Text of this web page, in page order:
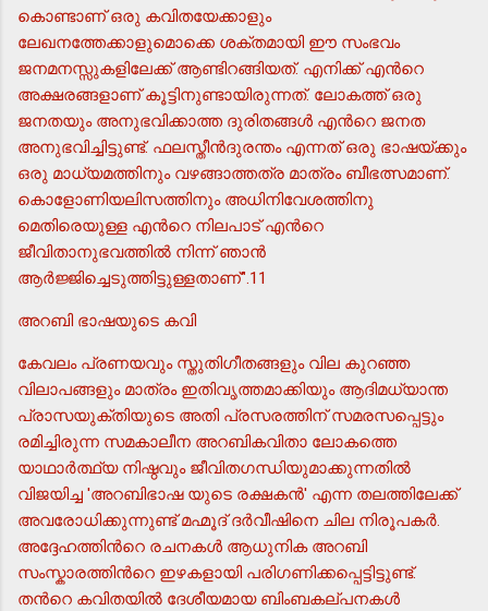
കൊണ്ടാണ് ഒരു കവിതയേക്കാളും
ലേഖനത്തേക്കാളുമൊക്കെ ശക്തമായി ഈ സംഭവം
ജനമനസ്സുകളിലേക്ക് ആണ്ടിറങ്ങിയത്. എനിക്ക് എന്‍റെ
അക്ഷരങ്ങളാണ് കൂട്ടിനുണ്ടായിരുന്നത്. ലോകത്ത് ഒരു
ജനതയും അനുഭവിക്കാത്ത ദുരിതങ്ങള്‍ എന്‍റെ ജനത
അനുഭവിച്ചിട്ടുണ്ട്. ഫലസ്തീന്‍ദുരന്തം എന്നത് ഒരു ഭാഷയ്ക്കും
ഒരു മാധ്യമത്തിനും വഴങ്ങാത്തത്ര മാത്രം ബീഭത്സമാണ്.
കൊളോണിയലിസത്തിനും അധിനിവേശത്തിനു
മെതിരെയുള്ള എന്‍റെ നിലപാട് എന്‍റെ
ജീവിതാനുഭവത്തില്‍ നിന്ന് ഞാന്‍
ആര്‍ജ്ജിച്ചെടുത്തിട്ടുള്ളതാണ്".11
അറബി ഭാഷയുടെ കവി
കേവലം പ്രണയവും സ്തുതിഗീതങ്ങളും വില കുറഞ്ഞ
വിലാപങ്ങളും മാത്രം ഇതിവൃത്തമാക്കിയും ആദിമധ്യാന്ത
പ്രാസയുക്തിയുടെ അതി പ്രസരത്തിന് സമരസപ്പെട്ടും
രമിച്ചിരുന്ന സമകാലീന അറബികവിതാ ലോകത്തെ
യാഥാര്‍ത്ഥ്യ നിഷ്ഠവും ജീവിതഗന്ധിയുമാക്കുന്നതില്‍
വിജയിച്ച 'അറബിഭാഷ യുടെ രക്ഷകന്‍' എന്ന തലത്തിലേക്ക്
അവരോധിക്കുന്നുണ്ട് മഹ്മൂദ് ദര്‍വീഷിനെ ചില നിരൂപകര്‍.
അദ്ദേഹത്തിന്‍റെ രചനകള്‍ ആധുനിക അറബി
സംസ്കാരത്തിന്‍റെ ഇഴകളായി പരിഗണിക്കപ്പെട്ടിട്ടുണ്ട്.
തന്‍റെ കവിതയില്‍ ദേശീയമായ ബിംബകല്പനകള്‍